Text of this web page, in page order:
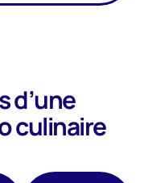
d’une
culinaire